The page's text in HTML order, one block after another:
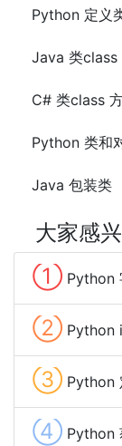
Python 定义
Java 类class
C# 类class
Python 类和
Java 包装类
大家感
① Python
② Python
③ Python
④ Python